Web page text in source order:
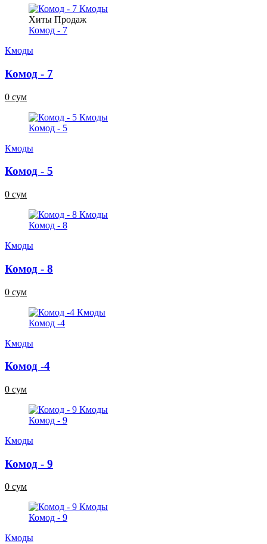
Хиты Продаж
Комод - 7
Кмоды
Комод - 7
0 сум
Комод - 5
Кмоды
Комод - 5
0 сум
Комод - 8
Кмоды
Комод - 8
0 сум
Комод -4
Кмоды
Комод -4
0 сум
Комод - 9
Кмоды
Комод - 9
0 сум
Комод - 9
Кмоды